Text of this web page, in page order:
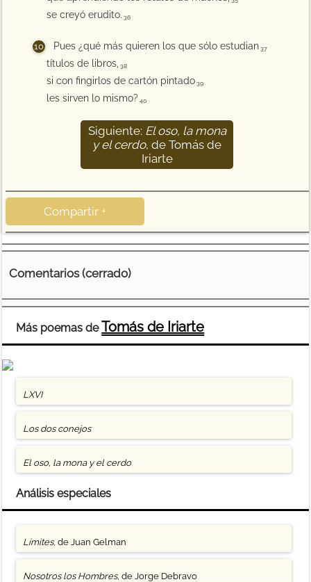
se creyó erudito. 36
Pues ¿qué más quieren los que sólo estudian 37
títulos de libros, 38
si con fingirlos de cartón pintado 39
les sirven lo mismo? 40
Siguiente: El oso, la mona
y el cerdo, de Tomás de
Iriarte
Compartir +
Comentarios (cerrado)
Más poemas deTomás de Iriarte
LXVI
Los dos conejos
El oso, la mona y el cerdo
Análisis especiales
Límites, de Juan Gelman
Nosotros los Hombres, de Jorge Debravo